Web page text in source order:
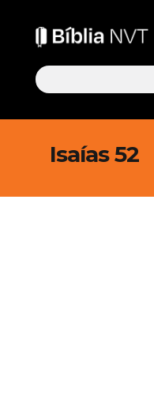
Isaías 52